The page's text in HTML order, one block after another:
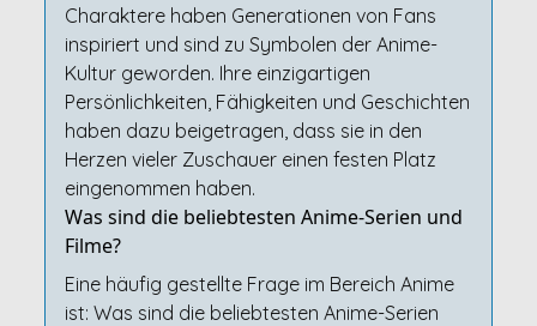
Charaktere haben Generationen von Fans
inspiriert und sind zu Symbolen der Anime-
Kultur geworden. Ihre einzigartigen
Persönlichkeiten, Fähigkeiten und Geschichten
haben dazu beigetragen, dass sie in den
Herzen vieler Zuschauer einen festen Platz
eingenommen haben.
Was sind die beliebtesten Anime-Serien und
Filme?
Eine häufig gestellte Frage im Bereich Anime
ist: Was sind die beliebtesten Anime-Serien